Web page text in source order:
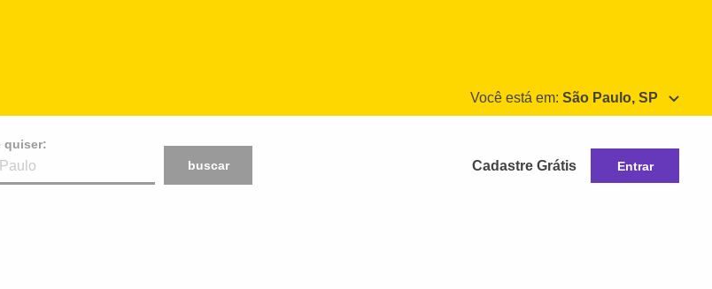
Você está em: São Paulo, SP
quiser:
buscar
Cadastre Grátis Entrar